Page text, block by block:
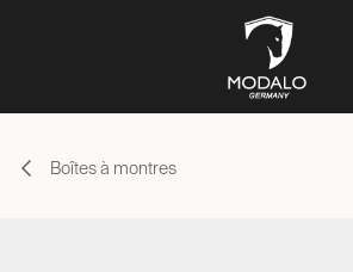
Boîtes à montres